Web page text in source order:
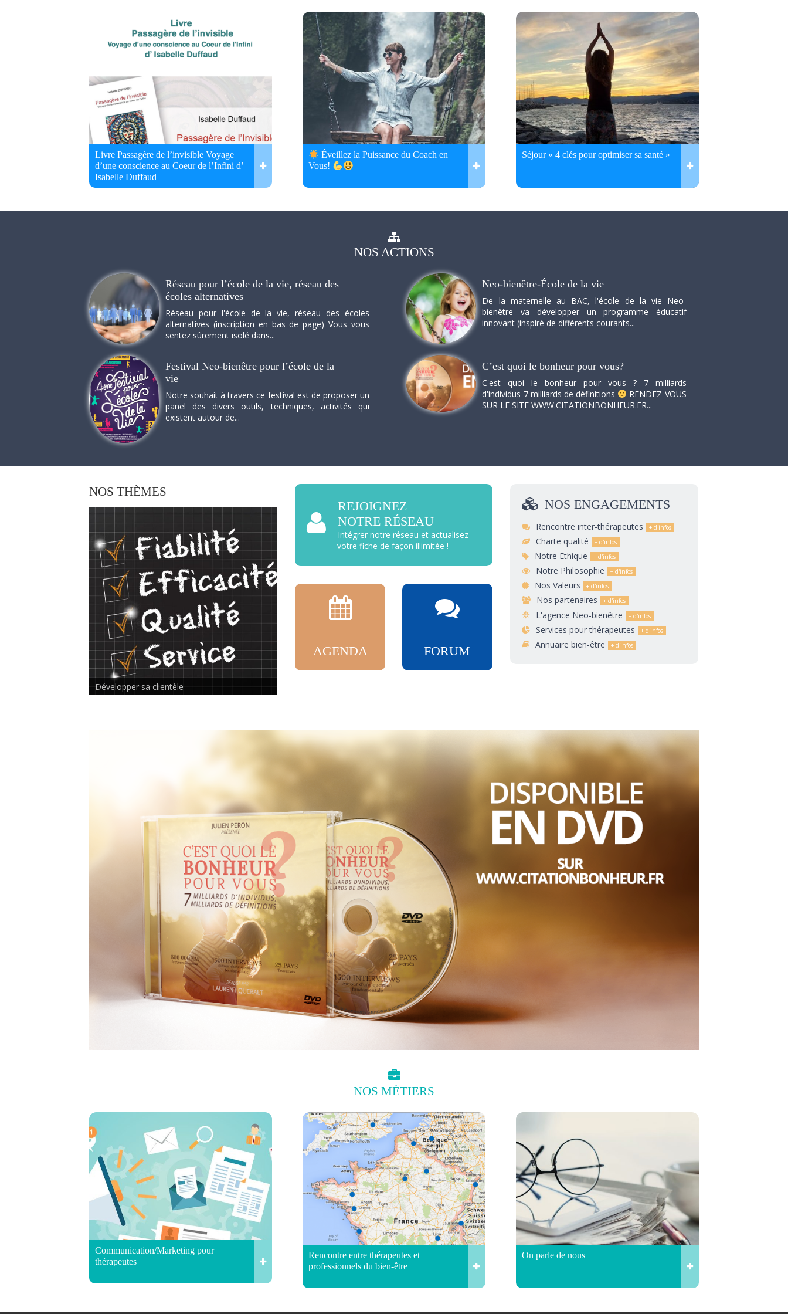
Livre Passagère de l’invisible Voyage
d’une conscience au Coeur de l’Infini d’
Isabelle Duffaud
Éveillez la Puissance du Coach en
Vous!
Séjour « 4 clés pour optimiser sa santé »
NOS ACTIONS
Réseau pour l’école de la vie, réseau des
écoles alternatives
Réseau pour l'école de la vie, réseau des écoles
alternatives (inscription en bas de page) Vous vous
sentez sûrement isolé dans...
Neo-bienêtre-École de la vie
De la maternelle au BAC, l'école de la vie Neo-
bienêtre va développer un programme éducatif
innovant (inspiré de différents courants...
Festival Neo-bienêtre pour l’école de la
vie
Notre souhait à travers ce festival est de proposer un
panel des divers outils, techniques, activités qui
existent autour de...
C’est quoi le bonheur pour vous?
C'est quoi le bonheur pour vous ? 7 milliards
d'individus 7 milliards de définitions
RENDEZ-VOUS
SUR LE SITE WWW.CITATIONBONHEUR.FR...
NOS THÈMES
Rencontre inter-thérapeutes
REJOIGNEZ
NOTRE RÉSEAU
Intégrer notre réseau et actualisez
votre fiche de façon illimitée !
AGENDA FORUM
NOS ENGAGEMENTS
Rencontre inter-thérapeutes
Charte qualité
Notre Ethique
Notre Philosophie
Nos Valeurs
Nos partenaires
L'agence Neo-bienêtre
Services pour thérapeutes
Annuaire bien-être
NOS MÉTIERS
Communication/Marketing pour
thérapeutes
Rencontre entre thérapeutes et
professionnels du bien-être
On parle de nous